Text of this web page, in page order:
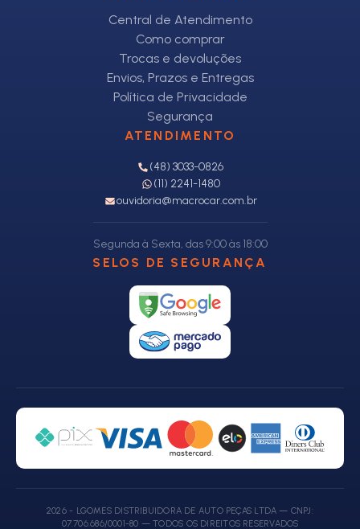
Central de Atendimento
Como comprar
Trocas e devoluções
Envios, Prazos e Entregas
Política de Privacidade
Segurança
ATENDIMENTO
(48) 3033-0826
(11) 2241-1480
ouvidoria@macrocar.com.br
Segunda à Sexta, das 9:00 às 18:00
SELOS DE SEGURANÇA
2026 - LGOMES DISTRIBUIDORA DE AUTO PEÇAS LTDA — CNPJ:
07.706.686/0001-80 — TODOS OS DIREITOS RESERVADOS